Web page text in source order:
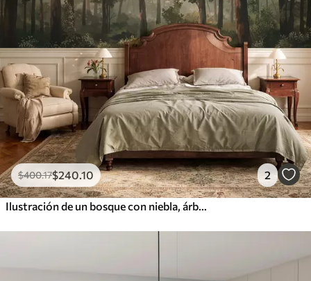
$400.17$240.10 2